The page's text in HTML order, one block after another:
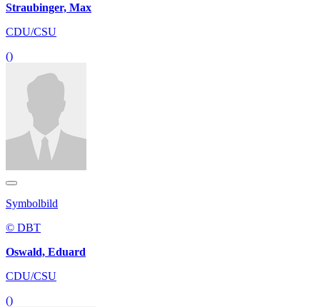
Straubinger, Max
CDU/CSU
()
Symbolbild
© DBT
Oswald, Eduard
CDU/CSU
()